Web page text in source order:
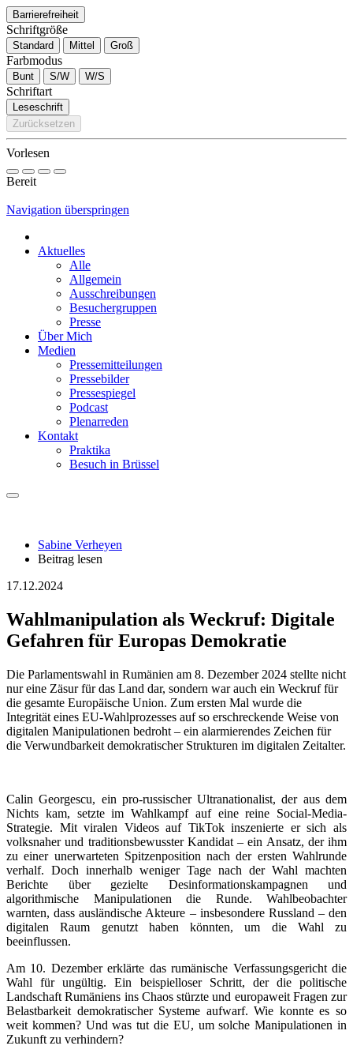
Barrierefreiheit
Schriftgröße
Standard Mittel Groß
Farbmodus
Bunt S/W W/S
Schriftart
Leseschrift
Zurücksetzen
Vorlesen
Bereit
Navigation überspringen
Aktuelles
Alle
Allgemein
Ausschreibungen
Besuchergruppen
Presse
Über Mich
Medien
Pressemitteilungen
Pressebilder
Pressespiegel
Podcast
Plenarreden
Kontakt
Praktika
Besuch in Brüssel
Sabine Verheyen
Beitrag lesen
17.12.2024
Wahlmanipulation als Weckruf: Digitale
Gefahren für Europas Demokratie
Die Parlamentswahl in Rumänien am 8. Dezember 2024 stellte nicht
nur eine Zäsur für das Land dar, sondern war auch ein Weckruf für
die gesamte Europäische Union. Zum ersten Mal wurde die
Integrität eines EU-Wahlprozesses auf so erschreckende Weise von
digitalen Manipulationen bedroht – ein alarmierendes Zeichen für
die Verwundbarkeit demokratischer Strukturen im digitalen Zeitalter.
Calin Georgescu, ein pro-russischer Ultranationalist, der aus dem
Nichts kam, setzte im Wahlkampf auf eine reine Social-Media-
Strategie. Mit viralen Videos auf TikTok inszenierte er sich als
volksnaher und traditionsbewusster Kandidat – ein Ansatz, der ihm
zu einer unerwarteten Spitzenposition nach der ersten Wahlrunde
verhalf. Doch innerhalb weniger Tage nach der Wahl machten
Berichte über gezielte Desinformationskampagnen und
algorithmische Manipulationen die Runde. Wahlbeobachter
warnten, dass ausländische Akteure – insbesondere Russland – den
digitalen Raum genutzt haben könnten, um die Wahl zu
beeinflussen.
Am 10. Dezember erklärte das rumänische Verfassungsgericht die
Wahl für ungültig. Ein beispielloser Schritt, der die politische
Landschaft Rumäniens ins Chaos stürzte und europaweit Fragen zur
Belastbarkeit demokratischer Systeme aufwarf. Wie konnte es so
weit kommen? Und was tut die EU, um solche Manipulationen in
Zukunft zu verhindern?